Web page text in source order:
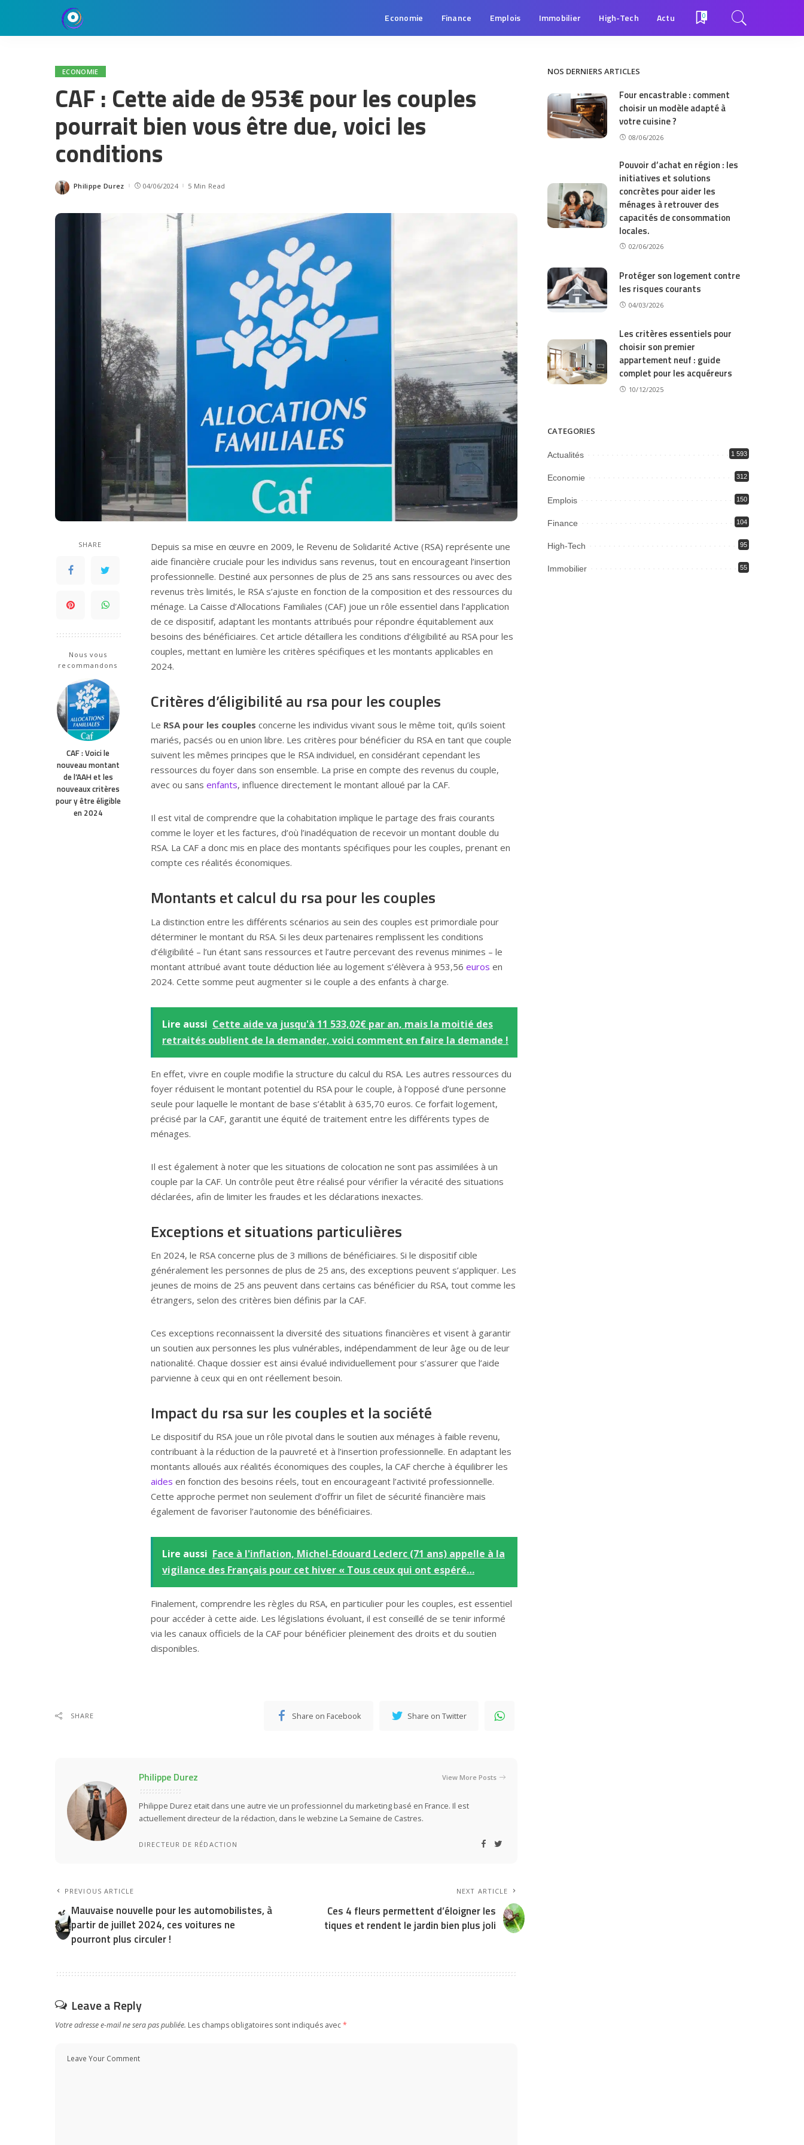
Economie Finance Emplois Immobilier High-Tech Actu 0
ECONOMIE
CAF : Cette aide de 953€ pour les couples
pourrait bien vous être due, voici les
conditions
Posted
Philippe Durez 04/06/2024 5 Min Read
SHARE
Nous vous
recommandons
CAF : Voici le
nouveau montant
de l’AAH et les
nouveaux critères
pour y être éligible
en 2024
Depuis sa mise en œuvre en 2009, le Revenu de Solidarité Active (RSA) représente une
aide financière cruciale pour les individus sans revenus, tout en encourageant l’insertion
professionnelle. Destiné aux personnes de plus de 25 ans sans ressources ou avec des
revenus très limités, le RSA s’ajuste en fonction de la composition et des ressources du
ménage. La Caisse d’Allocations Familiales (CAF) joue un rôle essentiel dans l’application
de ce dispositif, adaptant les montants attribués pour répondre équitablement aux
besoins des bénéficiaires. Cet article détaillera les conditions d’éligibilité au RSA pour les
couples, mettant en lumière les critères spécifiques et les montants applicables en
2024.
Critères d’éligibilité au rsa pour les couples
Le RSA pour les couples concerne les individus vivant sous le même toit, qu’ils soient
mariés, pacsés ou en union libre. Les critères pour bénéficier du RSA en tant que couple
suivent les mêmes principes que le RSA individuel, en considérant cependant les
ressources du foyer dans son ensemble. La prise en compte des revenus du couple,
avec ou sans enfants, influence directement le montant alloué par la CAF.
Il est vital de comprendre que la cohabitation implique le partage des frais courants
comme le loyer et les factures, d’où l’inadéquation de recevoir un montant double du
RSA. La CAF a donc mis en place des montants spécifiques pour les couples, prenant en
compte ces réalités économiques.
Montants et calcul du rsa pour les couples
La distinction entre les différents scénarios au sein des couples est primordiale pour
déterminer le montant du RSA. Si les deux partenaires remplissent les conditions
d’éligibilité – l’un étant sans ressources et l’autre percevant des revenus minimes – le
montant attribué avant toute déduction liée au logement s’élèvera à 953,56 euros en
2024. Cette somme peut augmenter si le couple a des enfants à charge.
Lire aussi Cette aide va jusqu'à 11 533,02€ par an, mais la moitié des
retraités oublient de la demander, voici comment en faire la demande !
En effet, vivre en couple modifie la structure du calcul du RSA. Les autres ressources du
foyer réduisent le montant potentiel du RSA pour le couple, à l’opposé d’une personne
seule pour laquelle le montant de base s’établit à 635,70 euros. Ce forfait logement,
précisé par la CAF, garantit une équité de traitement entre les différents types de
ménages.
Il est également à noter que les situations de colocation ne sont pas assimilées à un
couple par la CAF. Un contrôle peut être réalisé pour vérifier la véracité des situations
déclarées, afin de limiter les fraudes et les déclarations inexactes.
Exceptions et situations particulières
En 2024, le RSA concerne plus de 3 millions de bénéficiaires. Si le dispositif cible
généralement les personnes de plus de 25 ans, des exceptions peuvent s’appliquer. Les
jeunes de moins de 25 ans peuvent dans certains cas bénéficier du RSA, tout comme les
étrangers, selon des critères bien définis par la CAF.
Ces exceptions reconnaissent la diversité des situations financières et visent à garantir
un soutien aux personnes les plus vulnérables, indépendamment de leur âge ou de leur
nationalité. Chaque dossier est ainsi évalué individuellement pour s’assurer que l’aide
parvienne à ceux qui en ont réellement besoin.
Impact du rsa sur les couples et la société
Le dispositif du RSA joue un rôle pivotal dans le soutien aux ménages à faible revenu,
contribuant à la réduction de la pauvreté et à l’insertion professionnelle. En adaptant les
montants alloués aux réalités économiques des couples, la CAF cherche à équilibrer les
aides en fonction des besoins réels, tout en encourageant l’activité professionnelle.
Cette approche permet non seulement d’offrir un filet de sécurité financière mais
également de favoriser l’autonomie des bénéficiaires.
Lire aussi Face à l'inflation, Michel-Edouard Leclerc (71 ans) appelle à la
vigilance des Français pour cet hiver « Tous ceux qui ont espéré…
Finalement, comprendre les règles du RSA, en particulier pour les couples, est essentiel
pour accéder à cette aide. Les législations évoluant, il est conseillé de se tenir informé
via les canaux officiels de la CAF pour bénéficier pleinement des droits et du soutien
disponibles.
SHARE Share on Facebook Share on Twitter
Philippe Durez View More Posts
Philippe Durez etait dans une autre vie un professionnel du marketing basé en France. Il est
actuellement directeur de la rédaction, dans le webzine La Semaine de Castres.
DIRECTEUR DE RÉDACTION
PREVIOUS ARTICLE
Mauvaise nouvelle pour les automobilistes, à
partir de juillet 2024, ces voitures ne
pourront plus circuler !
NEXT ARTICLE
Ces 4 fleurs permettent d’éloigner les
tiques et rendent le jardin bien plus joli
Leave a Reply
Votre adresse e-mail ne sera pas publiée. Les champs obligatoires sont indiqués avec*
NOS DERNIERS ARTICLES
Four encastrable : comment
choisir un modèle adapté à
votre cuisine ?
08/06/2026
Pouvoir d’achat en région : les
initiatives et solutions
concrètes pour aider les
ménages à retrouver des
capacités de consommation
locales.
02/06/2026
Protéger son logement contre
les risques courants
04/03/2026
Les critères essentiels pour
choisir son premier
appartement neuf : guide
complet pour les acquéreurs
10/12/2025
CATEGORIES
Actualités 1 593
Economie 312
Emplois 150
Finance 104
High-Tech 95
Immobilier 55